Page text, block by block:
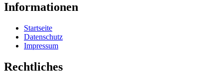
Informationen
Startseite
Datenschutz
Impressum
Rechtliches